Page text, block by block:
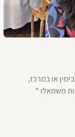
האם נתניהו יחפש הפעם את הדרך ל–61 בימין או במרכז,
משמאלו *